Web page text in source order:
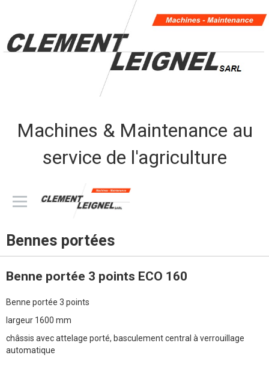
Machines & Maintenance au
service de l'agriculture
Bennes portées
Benne portée 3 points ECO 160
Benne portée 3 points
largeur 1600 mm
châssis avec attelage porté, basculement central à verrouillage
automatique